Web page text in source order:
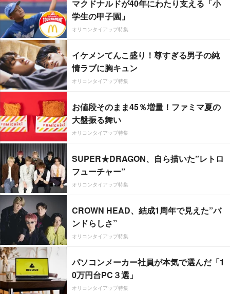
マクドナルドが40年にわたり支える「小
学生の甲子園」
オリコンタイアップ特集
イケメンてんこ盛り！尊すぎる男子の純
情ラブに胸キュン
オリコンタイアップ特集
お値段そのまま45％増量！ファミマ夏の
大盤振る舞い
オリコンタイアップ特集
SUPER★DRAGON、自ら描いた”レトロ
フューチャー”
オリコンタイアップ特集
CROWN HEAD、結成1周年で見えた”バ
ンドらしさ”
オリコンタイアップ特集
パソコンメーカー社員が本気で選んだ「1
0万円台PC３選」
オリコンタイアップ特集